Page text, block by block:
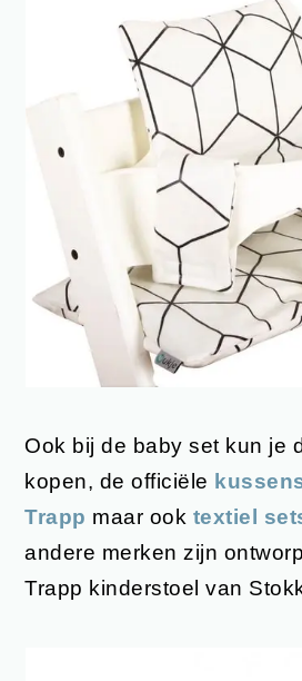
Ook bij de baby set kun je
kopen, de officiële
Trapp maar ook textiel
andere merken zijn
Trapp kinderstoel van